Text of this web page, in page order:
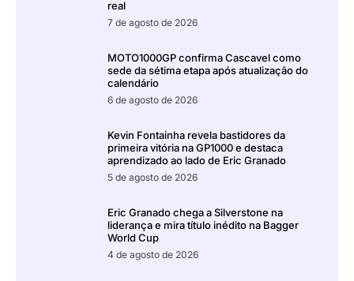
real
7 de agosto de 2026
MOTO1000GP confirma Cascavel como
sede da sétima etapa após atualização do
calendário
6 de agosto de 2026
Kevin Fontainha revela bastidores da
primeira vitória na GP1000 e destaca
aprendizado ao lado de Eric Granado
5 de agosto de 2026
Eric Granado chega a Silverstone na
liderança e mira título inédito na Bagger
World Cup
4 de agosto de 2026